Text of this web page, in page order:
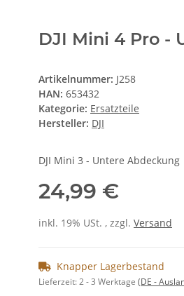
DJI Mini 4 Pro -
Artikelnummer: J258
HAN: 653432
Kategorie: Ersatzteile
Hersteller: DJI
DJI Mini 3 - Untere Abdeckung
24,99 €
inkl. 19% USt. , zzgl. Versand
Knapper Lagerbestand
Lieferzeit:2 - 3 Werktage (DE -